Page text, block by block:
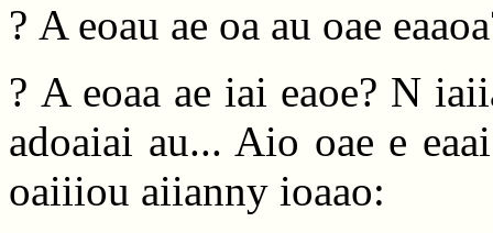
? A eoau ae oa au oae
? A eoaa ae iai eaoe? N
adoaiai au... Aio oae e
oaiiiou aiianny ioaao: